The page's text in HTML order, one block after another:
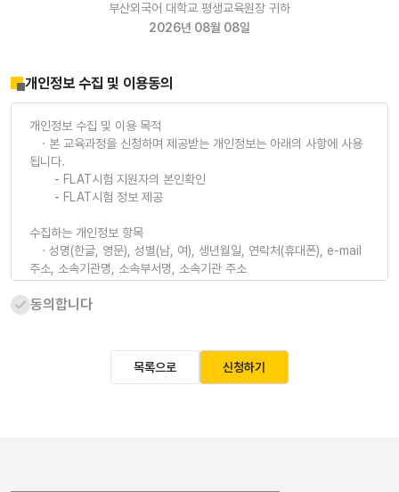
부산외국어 대학교 평생교육원장 귀하
2026년 08월 08일
개인정보 수집 및 이용동의
개인정보 수집 및 이용 목적
· 본 교육과정을 신청하며 제공받는 개인정보는 아래의 사항에 사용
됩니다.
- FLAT시험 지원자의 본인확인
- FLAT시험 정보 제공
수집하는 개인정보 항목
· 성명(한글, 영문), 성별(남, 여), 생년월일, 연락처(휴대폰), e-mail
주소, 소속기관명, 소속부서명, 소속기관 주소
개인정보의 보유 및 이용기간
※ 위의 개인정보 수집·이용에 대한 동의를 거부할 권리가 있습니다. 그
동의합니다
목록으로 신청하기